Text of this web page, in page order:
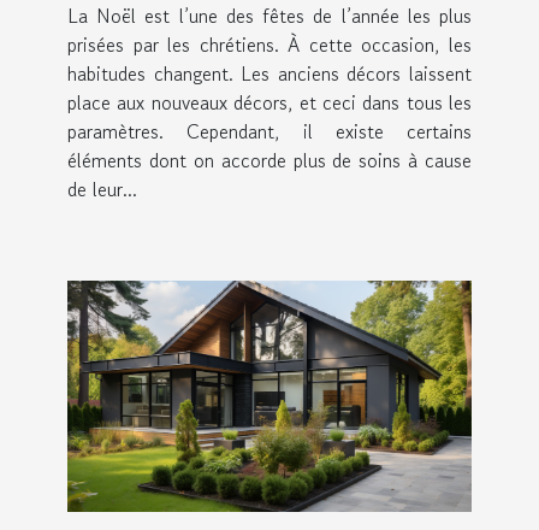
La Noël est l’une des fêtes de l’année les plus
prisées par les chrétiens. À cette occasion, les
habitudes changent. Les anciens décors laissent
place aux nouveaux décors, et ceci dans tous les
paramètres. Cependant, il existe certains
éléments dont on accorde plus de soins à cause
de leur...